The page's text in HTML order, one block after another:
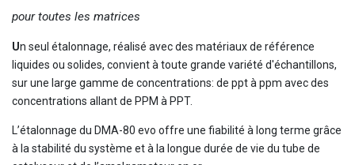
pour toutes les matrices
Un seul étalonnage, réalisé avec des matériaux de référence
liquides ou solides, convient à toute grande variété d'échantillons,
sur une large gamme de concentrations: de ppt à ppm avec des
concentrations allant de PPM à PPT.
L’étalonnage du DMA-80 evo offre une fiabilité à long terme grâce
à la stabilité du système et à la longue durée de vie du tube de